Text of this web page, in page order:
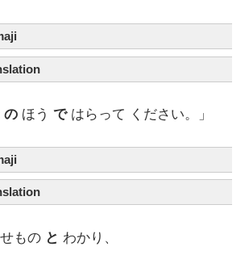
の ほうではらって ください。」
もの と わかり、